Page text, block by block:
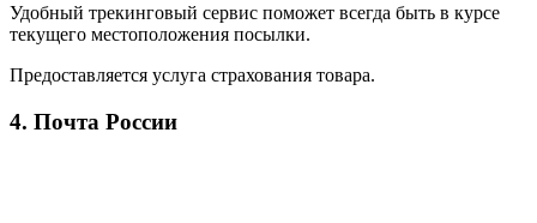
Удобный трекинговый сервис поможет всегда быть в курсе
текущего местоположения посылки.
Предоставляется услуга страхования товара.
4. Почта России